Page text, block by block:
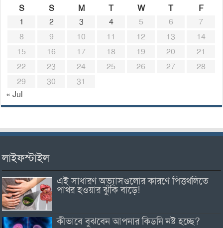
S
S M T W T
F
1
2 3 4 5 6
7
8
9 10 11 12 13
14
15
16 17 18 19 20
21
22
23 24 25 26 27
28
29
30
31
« Jul
লাইফস্টাইল
এই সাধারণ অভ্যাসগুলোর কারণে পিত্তথলিতে
পাথর হওয়ার ঝুঁকি বাড়ে!
কীভাবে বুঝবেন আপনার কিডনি নষ্ট হচ্ছে?